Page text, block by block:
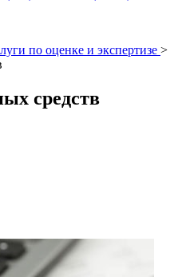
по оценке и экспертизе >
средств